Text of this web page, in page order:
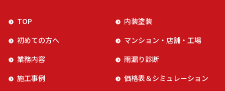
TOP
初めての方へ
業務内容
施工事例
内装塗装
マンション・店舗・工場
雨漏り診断
価格表＆シミュレーション